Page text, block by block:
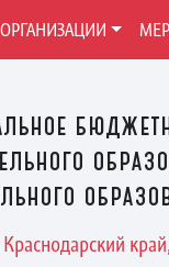
Краснодарский